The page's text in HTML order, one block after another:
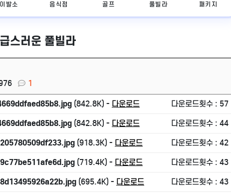
이발소 음식점 골프 풀빌라 패키지
스러운 풀빌라
1
(842.8K) - 다운로드 다운로드횟수 : 57
(842.8K) - 다운로드 다운로드횟수 : 44
(918.3K) - 다운로드 다운로드횟수 : 42
(719.4K) - 다운로드 다운로드횟수 : 43
(695.4K) - 다운로드 다운로드횟수 : 43